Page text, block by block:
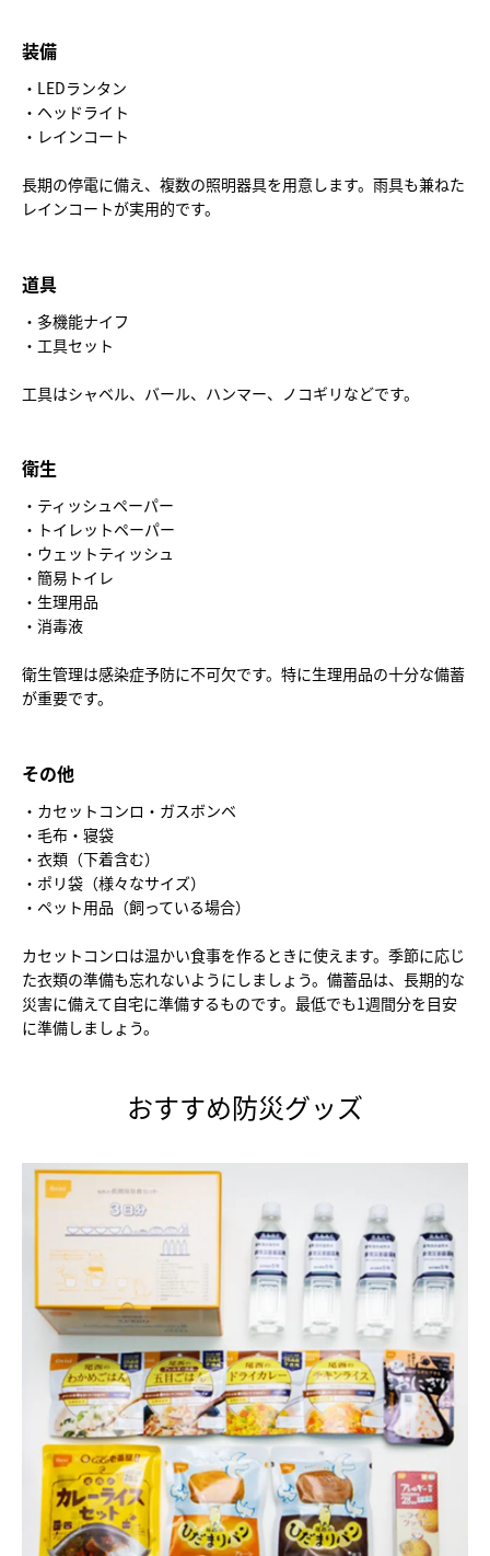
装備
・LEDランタン
・ヘッドライト
・レインコート
長期の停電に備え、複数の照明器具を用意します。雨具も兼ねた
レインコートが実用的です。
道具
・多機能ナイフ
・工具セット
工具はシャベル、バール、ハンマー、ノコギリなどです。
衛生
・ティッシュペーパー
・トイレットペーパー
・ウェットティッシュ
・簡易トイレ
・生理用品
・消毒液
衛生管理は感染症予防に不可欠です。特に生理用品の十分な備蓄
が重要です。
その他
・カセットコンロ・ガスボンベ
・毛布・寝袋
・衣類（下着含む）
・ポリ袋（様々なサイズ）
・ペット用品（飼っている場合）
カセットコンロは温かい食事を作るときに使えます。季節に応じ
た衣類の準備も忘れないようにしましょう。備蓄品は、長期的な
災害に備えて自宅に準備するものです。最低でも1週間分を目安
に準備しましょう。
おすすめ防災グッズ